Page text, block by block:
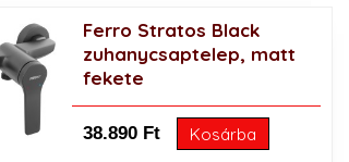
Ferro Stratos Black
zuhanycsaptelep, matt
fekete
38.890 Ft Kosárba